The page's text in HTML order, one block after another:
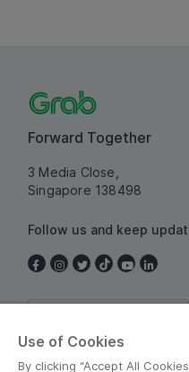
Forward Together
3 Media Close,
Singapore 138498
Follow us and keep
Use of Cookies
By clicking “Accept All